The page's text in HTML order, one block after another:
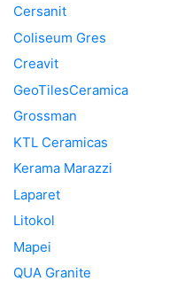
Cersanit
Coliseum Gres
Creavit
GeoTilesCeramica
Grossman
KTL Ceramicas
Kerama Marazzi
Laparet
Litokol
Mapei
QUA Granite